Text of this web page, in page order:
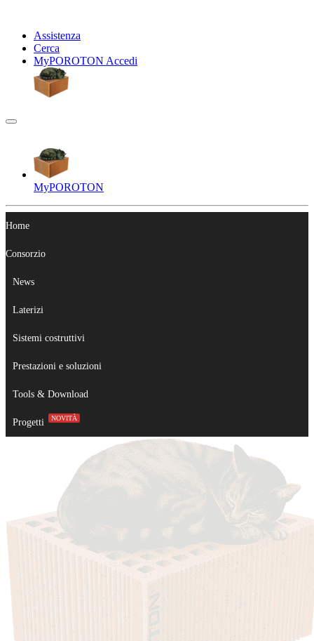
Assistenza
Cerca
MyPOROTON Accedi
MyPOROTON
Home
Consorzio
News
Laterizi
Sistemi costruttivi
Prestazioni e soluzioni
Tools & Download
Progetti NOVITÀ